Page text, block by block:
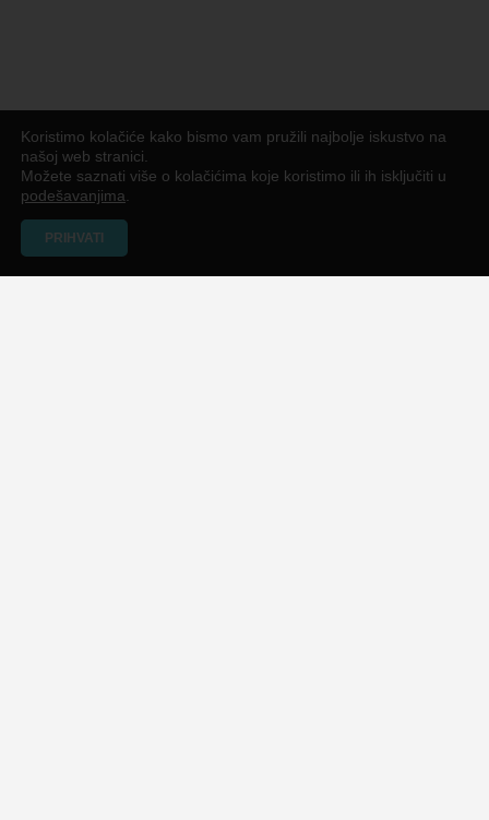
Koristimo kolačiće kako bismo vam pružili najbolje iskustvo na
našoj web stranici.
Možete saznati više o kolačićima koje koristimo ili ih isključiti u
podešavanjima
PRIHVATI